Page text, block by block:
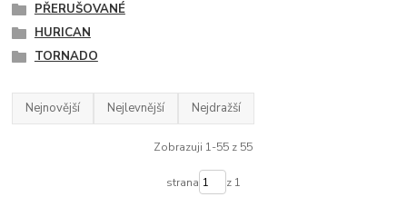
PŘERUŠOVANÉ
HURICAN
TORNADO
Nejnovější Nejlevnější Nejdražší
Zobrazuji 1-55 z 55
strana z 1